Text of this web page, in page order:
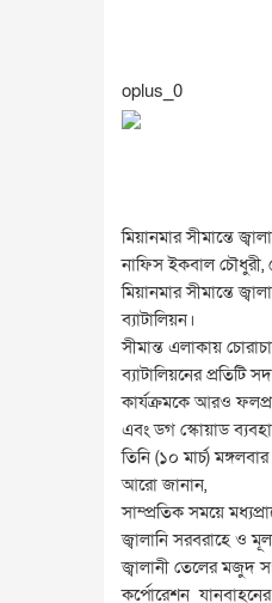
oplus_0
মিয়ানমার সীমান্তে
নাফিস ইকবাল চৌধুরী,
মিয়ানমার সীমান্তে
ব্যাটালিয়ন।
সীমান্ত এলাকায়
ব্যাটালিয়নের প্রতিটি
কার্যক্রমকে আরও
এবং ডগ স্কোয়াড
তিনি (১০ মার্চ)
আরো জানান,
সাম্প্রতিক সময়ে
জ্বালানি সরবরাহে ও
জ্বালানী তেলের মজুদ
কর্পোরেশন